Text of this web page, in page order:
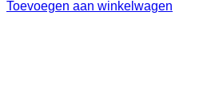
Toevoegen aan winkelwagen